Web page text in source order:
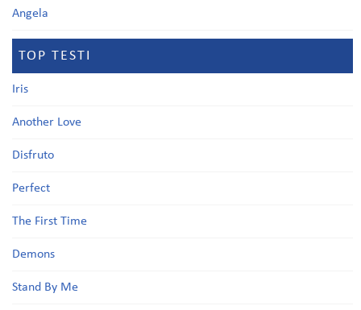
Angela
TOP TESTI
Iris
Another Love
Disfruto
Perfect
The First Time
Demons
Stand By Me